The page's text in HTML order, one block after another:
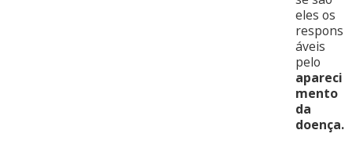
eles os
respons
áveis
pelo
apareci
mento
da
doença.